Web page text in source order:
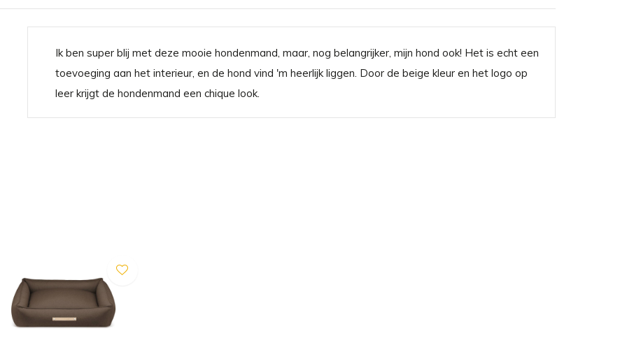
atmungsaktive
inneren Matratze, sich an
anzupassen. Die
Kälte. Lassen Sie den Korb
Ik ben super blij met deze mooie hondenmand, maar, nog belangrijker, mijn hond ook! Het is echt een
toevoeging aan het interieur, en de hond vind 'm heerlijk liggen. Door de beige kleur en het logo op
leer krijgt de hondenmand een chique look.